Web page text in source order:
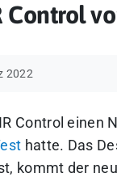
Control
2022
Control einen
hatte. Das
kommt der